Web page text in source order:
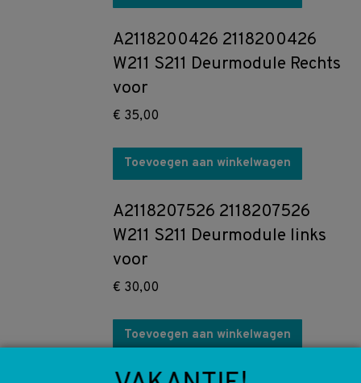
A2118200426 2118200426
W211 S211 Deurmodule Rechts
voor
€ 35,00
Toevoegen aan winkelwagen
A2118207526 2118207526
W211 S211 Deurmodule links
voor
€ 30,00
Toevoegen aan winkelwagen